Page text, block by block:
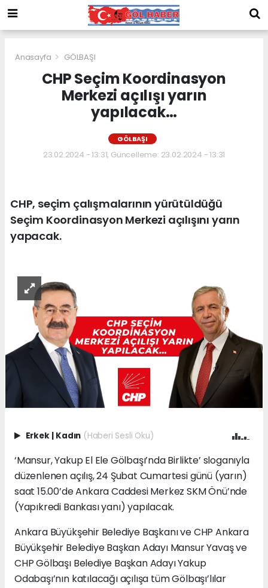
Anasayfa GÖLBAŞI
CHP Seçim Koordinasyon
Merkezi açılışı yarın
yapılacak…
GÖLBAŞI
23.02.2024 - 13:31, Güncelleme: 23.02.2024 - 13:31
CHP, seçim çalışmalarının yürütüldüğü
Seçim Koordinasyon Merkezi açılışını yarın
yapacak.
Erkek | Kadın (Haberi Sesli Oku)
‘Mansur, Yakup El Ele Gölbaşı’nda Birlikte’ sloganıyla
düzenlenen açılış, 24 Şubat Cumartesi günü (yarın)
saat 15.00’de Ankara Caddesi Merkez SKM Önü’nde
(Yapıkredi Bankası yanı) yapılacak.
Ankara Büyükşehir Belediye Başkanı ve CHP Ankara
Büyükşehir Belediye Başkan Adayı Mansur Yavaş ve
CHP Gölbaşı Belediye Başkan Adayı Yakup
Odabaşı’nın katılacağı açılışa tüm Gölbaşı’lılar